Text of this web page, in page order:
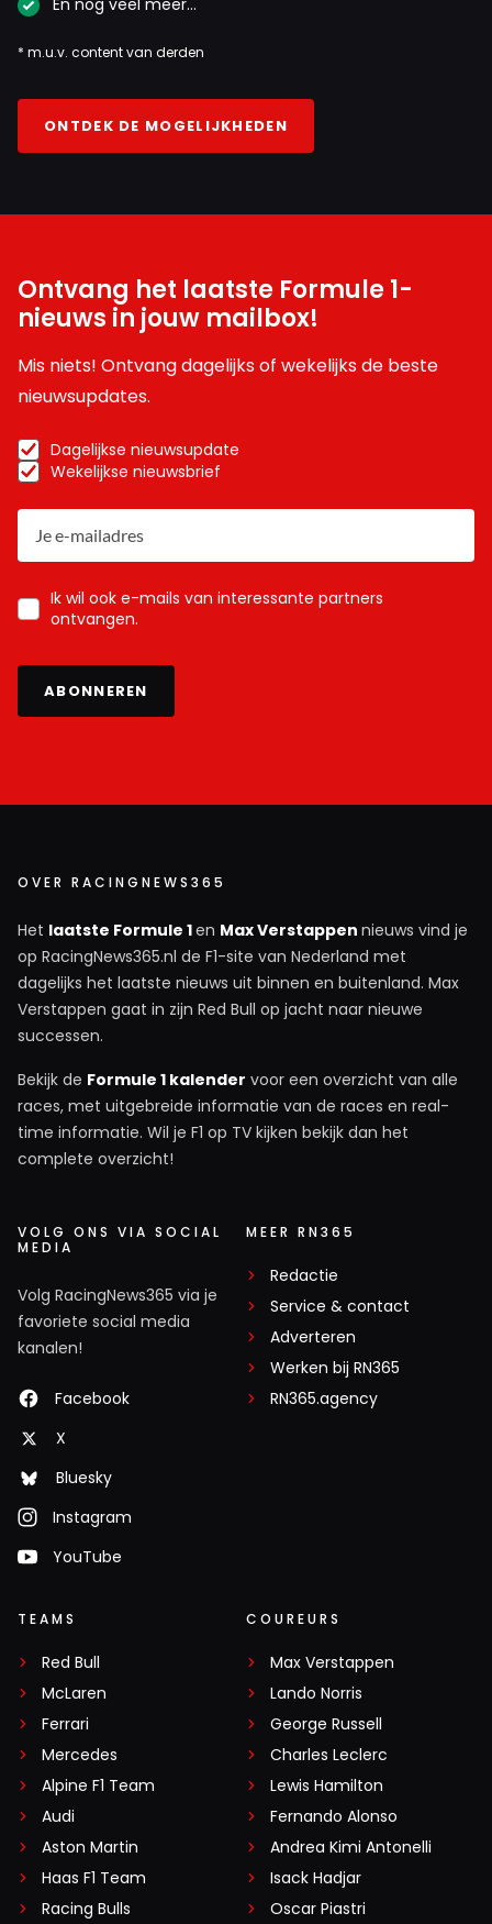
En nog veel meer…
* m.u.v. content van derden
ONTDEK DE MOGELIJKHEDEN
Ontvang het laatste Formule 1-
nieuws in jouw mailbox!
Mis niets! Ontvang dagelijks of wekelijks de beste
nieuwsupdates.
Dagelijkse nieuwsupdate
Wekelijkse nieuwsbrief
Ik wil ook e-mails van interessante partners
ontvangen.
ABONNEREN
OVER RACINGNEWS365
Het laatste Formule 1en Max Verstappen nieuws vind je
op RacingNews365.nl de F1-site van Nederland met
dagelijks het laatste nieuws uit binnen en buitenland. Max
Verstappen gaat in zijn Red Bull op jacht naar nieuwe
successen.
Bekijk de Formule 1 kalender voor een overzicht van alle
races, met uitgebreide informatie van de races en real-
time informatie. Wil je F1 op TV kijken bekijk dan het
complete overzicht!
VOLG ONS VIA SOCIAL
MEDIA
Volg RacingNews365 via je
favoriete social media
kanalen!
Facebook
X
Bluesky
Instagram
YouTube
MEER RN365
Redactie
Service & contact
Adverteren
Werken bij RN365
RN365.agency
TEAMS
Red Bull
McLaren
Ferrari
Mercedes
Alpine F1 Team
Audi
Aston Martin
Haas F1 Team
Racing Bulls
COUREURS
Max Verstappen
Lando Norris
George Russell
Charles Leclerc
Lewis Hamilton
Fernando Alonso
Andrea Kimi Antonelli
Isack Hadjar
Oscar Piastri